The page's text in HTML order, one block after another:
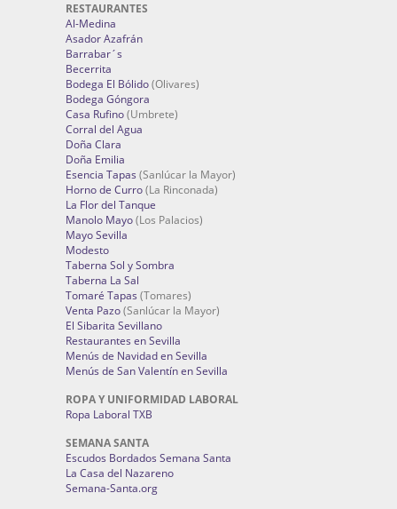
RESTAURANTES
Al-Medina
Asador Azafrán
Barrabar´s
Becerrita
Bodega El Bólido(Olivares)
Bodega Góngora
Casa Rufino(Umbrete)
Corral del Agua
Doña Clara
Doña Emilia
Esencia Tapas (Sanlúcar la Mayor)
Horno de Curro(La Rinconada)
La Flor del Tanque
Manolo Mayo(Los Palacios)
Mayo Sevilla
Modesto
Taberna Sol y Sombra
Taberna La Sal
Tomaré Tapas (Tomares)
Venta Pazo(Sanlúcar la Mayor)
El Sibarita Sevillano
Restaurantes en Sevilla
Menús de Navidad en Sevilla
Menús de San Valentín en Sevilla
ROPA Y UNIFORMIDAD LABORAL
Ropa Laboral TXB
SEMANA SANTA
Escudos Bordados Semana Santa
La Casa del Nazareno
Semana-Santa.org